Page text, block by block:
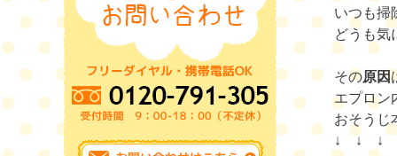
いつも掃
どうも気
その原因
エプロン
おそうじ
↓ ↓ ↓